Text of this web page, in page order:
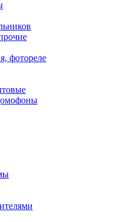
фотореле